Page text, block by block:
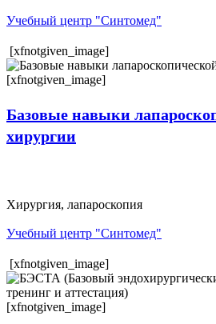
Учебный центр "Синтомед"
[xfnotgiven_image]
[xfnotgiven_image]
Базовые навыки
хирургии
Хирургия, лапароскопия
Учебный центр "Синтомед"
[xfnotgiven_image]
[xfnotgiven_image]